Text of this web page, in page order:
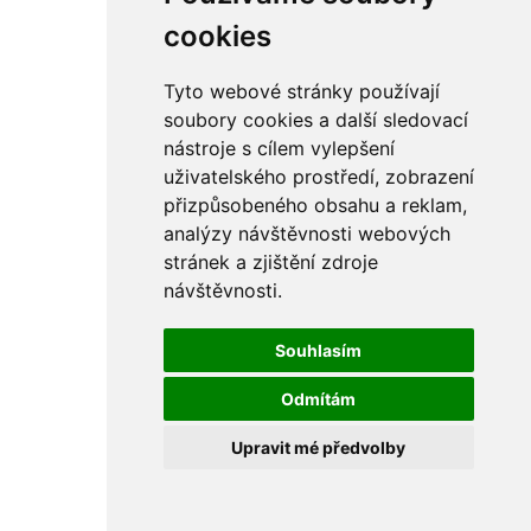
cookies
Tyto webové stránky používají
soubory cookies a další sledovací
nástroje s cílem vylepšení
uživatelského prostředí, zobrazení
přizpůsobeného obsahu a reklam,
analýzy návštěvnosti webových
stránek a zjištění zdroje
návštěvnosti.
Souhlasím
Odmítám
Upravit mé předvolby
řetězy
ostatní části
sekundární
sání
sedla
spojovací materiál
matice
podložky
pojistné kroužky
šrouby
výbava
výfuky a kolena
bowdeny a lanka
filtry
gufera